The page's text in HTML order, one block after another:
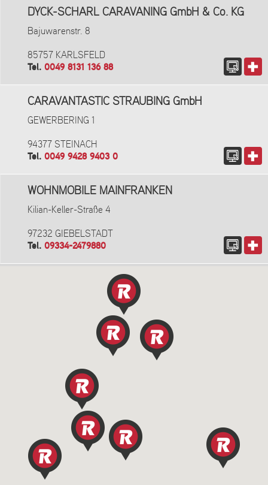
DYCK-SCHARL CARAVANING GmbH & Co. KG
Bajuwarenstr. 8
85757 KARLSFELD
Tel. 0049 8131 136 88
CARAVANTASTIC STRAUBING GmbH
GEWERBERING 1
94377 STEINACH
Tel. 0049 9428 9403 0
WOHNMOBILE MAINFRANKEN
Kilian-Keller-Straße 4
97232 GIEBELSTADT
Tel. 09334-2479880